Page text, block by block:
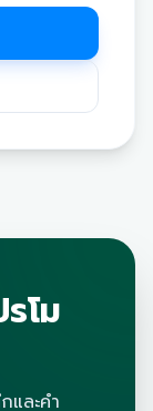
นะแต่ละแผง
ลล์โดยตรง
พิ่ม
ดึง
1071 หรือ
โม
และคำ